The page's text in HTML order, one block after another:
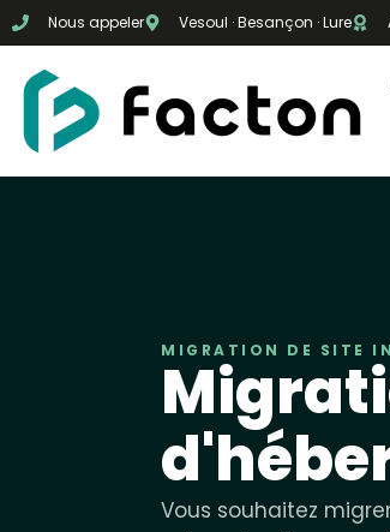
Nous appeler Vesoul · Besançon · Lure
MIGRATION DE SITE
Vous souhaitez